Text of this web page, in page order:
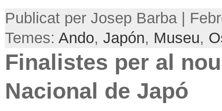
Publicat per Josep Barba |
Temes: Ando, Japón, Museu,
Finalistes per al
Nacional de Japó